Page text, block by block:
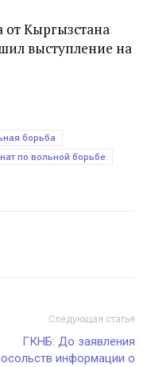
от Кыргызстана
выступление на
борьба
по вольной борьбе
Следующая статья
ГКНБ: До заявления
информации о